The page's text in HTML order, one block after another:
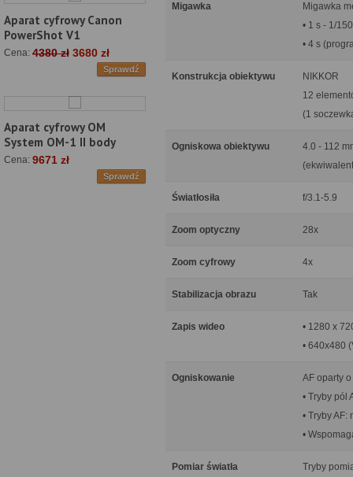
Aparat cyfrowy Canon
PowerShot V1
Cena: 4380 zł 3680 zł
Sprawdź
Aparat cyfrowy OM
System OM-1 II body
Cena: 9671 zł
Sprawdź
Migawka
Migawka
• 1 s - 1/
• 4 s
Konstrukcja obiektywu
NIKKOR
12
(1
Ogniskowa obiektywu
4.0 - 112
Światłosiła f/3.1-5.9
Zoom optyczny 28x
Zoom cyfrowy 4x
Stabilizacja obrazu Tak
Zapis wideo
• 1280 x
• 640x480
Ogniskowanie
AF oparty
• Tryby pól
• Tryby AF:
•
Pomiar światła
Tryby